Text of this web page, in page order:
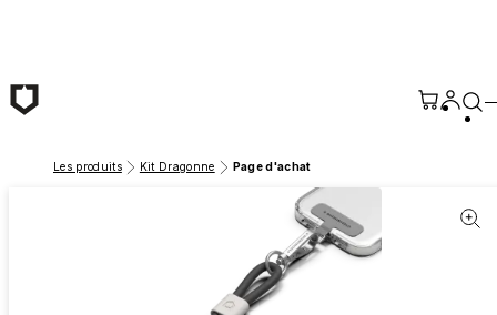
Les produits Kit Dragonne Page d'achat